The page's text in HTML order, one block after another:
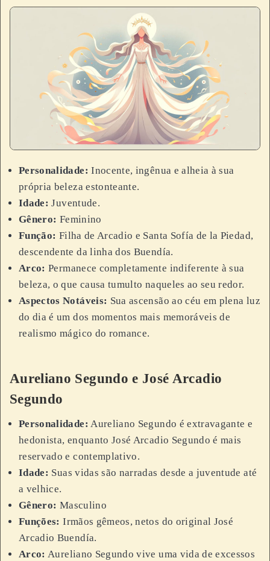
Personalidade: Inocente, ingênua e alheia à sua
própria beleza estonteante.
Idade: Juventude.
Gênero: Feminino
Função: Filha de Arcadio e Santa Sofía de la Piedad,
descendente da linha dos Buendía.
Arco: Permanece completamente indiferente à sua
beleza, o que causa tumulto naqueles ao seu redor.
Aspectos Notáveis: Sua ascensão ao céu em plena luz
do dia é um dos momentos mais memoráveis de
realismo mágico do romance.
Aureliano Segundo e José Arcadio
Segundo
Personalidade: Aureliano Segundo é extravagante e
hedonista, enquanto José Arcadio Segundo é mais
reservado e contemplativo.
Idade: Suas vidas são narradas desde a juventude até
a velhice.
Gênero: Masculino
Funções: Irmãos gêmeos, netos do original José
Arcadio Buendía.
Arco: Aureliano Segundo vive uma vida de excessos